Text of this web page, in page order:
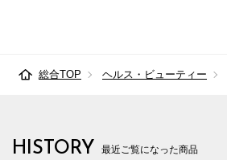
総合TOP ヘルス・ビューティー
HISTORY 最近ご覧になった商品